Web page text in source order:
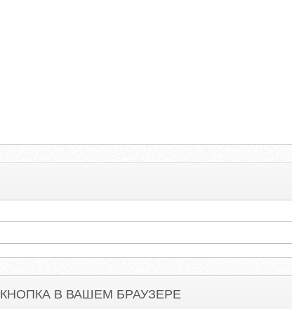
КНОПКА В ВАШЕМ БРАУЗЕРЕ